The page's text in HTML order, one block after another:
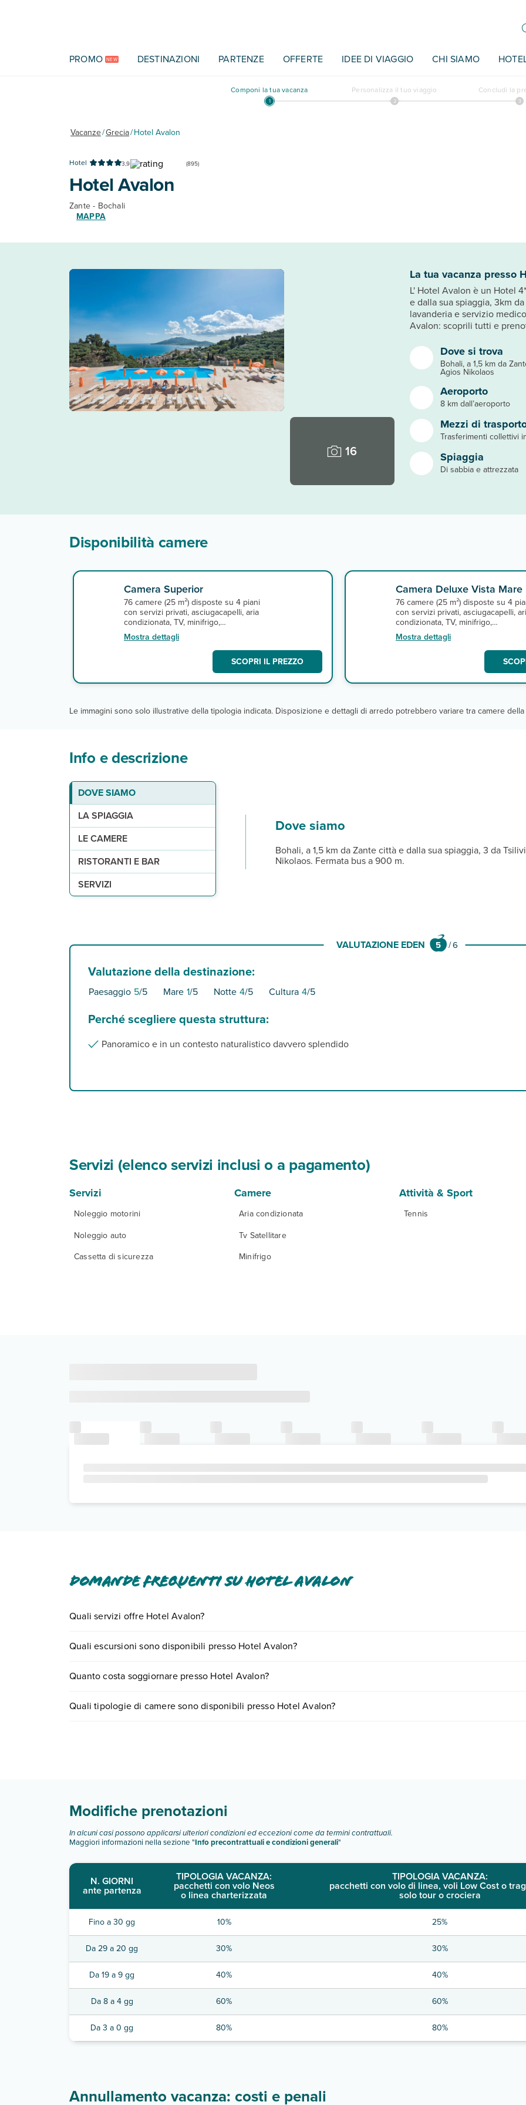
PROMO NEW DESTINAZIONI PARTENZE OFFERTE IDEE DI VIAGGIO CHI SIAMO
Componi la tua vacanza Personalizza il tuo viaggio Concludi la
Vacanze/Grecia/Hotel Avalon
Hotel 3,9 (895)
Hotel Avalon
Zante - Bochali
MAPPA
16
Dove si trova
Bohali, a 1,5 km da
Agios Nikolaos
Aeroporto
8 km dall’aeroporto
Mezzi di
Trasferimenti collettivi
Spiaggia
Di sabbia e attrezzata
La tua vacanza presso
L' Hotel Avalon è un Hotel
e dalla sua spiaggia, 3km
lavanderia e servizio
Avalon: scoprili tutti e
Disponibilità camere
Camera Superior
76 camere (25 m²) disposte su 4 piani
con servizi privati, asciugacapelli, aria
condizionata, TV, minifrigo,
connessione Wi-Fi gratuita nelle aree
comuni e terrazza o balcone. A
pagamento, cassetta di sicurezza.
Mostra dettagli
SCOPRI IL PREZZO
Camera Deluxe Vista Mare
76 camere (25 m²) disposte su 4
con servizi privati, asciugacapelli,
condizionata, TV, minifrigo,
connessione Wi-Fi gratuita nelle aree
comuni e terrazza o balcone. A
pagamento, cassetta di sicurezza.
Sono disponibili, con supplemento,
camere deluxe vista mare.
Mostra dettagli
Le immagini sono solo illustrative della tipologia indicata. Disposizione e dettagli di arredo potrebbero variare tra camere
Info e descrizione
DOVE SIAMO
LA SPIAGGIA
LE CAMERE
RISTORANTI E BAR
SERVIZI
Dove siamo
Bohali, a 1,5 km da Zante città e dalla sua spiaggia, 3 da
Nikolaos. Fermata bus a 900 m.
La spiaggia
a 1,5 km dalla spiaggia di Zante città e a 3 da quella di Tsilivi, entrambe sabbiose, con ombrelloni e lettini a
Le camere
76 camere (25 m²) disposte su 4 piani con servizi privati, asciugacapelli, aria condizionata, TV, minifrigo,
Ristoranti e bar
un ristorante e un bar.
Servizi
una piscina con lettini, ombrelloni e teli mare a disposizione, connessione Wi-Fi gratuita nelle aree comuni
VALUTAZIONE EDEN 5 /6
Valutazione della destinazione:
Paesaggio 5/5 Mare 1/5 Notte 4/5 Cultura 4/5
Perché scegliere questa struttura:
Panoramico e in un contesto naturalistico davvero splendido
Servizi (elenco servizi inclusi o a pagamento)
Servizi
Noleggio motorini
Noleggio auto
Cassetta di sicurezza
Camere
Aria condizionata
Tv Satellitare
Minifrigo
Attività & Sport
Tennis
Domande frequenti su Hotel Avalon
Quali servizi offre Hotel Avalon?
Scopri tutti i dettagli nel paragrafo dedicato "Info e descrizione
Quali escursioni sono disponibili presso Hotel Avalon?
0721.17231 oprenotando un appuntamento.
Quanto costa soggiornare presso Hotel Avalon?
partire.
Quali tipologie di camere sono disponibili presso Hotel Avalon?
Modifiche prenotazioni
In alcuni casi possono applicarsi ulteriori condizioni ed eccezioni come da termini contrattuali.
Maggiori informazioni nella sezione "Info precontrattuali e condizioni generali"
N. GIORNI
ante partenza
TIPOLOGIA VACANZA:
pacchetti con volo Neos
o linea charterizzata
TIPOLOGIA VACANZA:
pacchetti con volo di linea, voli Low Cost o
solo tour o crociera
Fino a 30 gg 10% 25%
Da 29 a 20 gg 30% 30%
Da 19 a 9 gg 40% 40%
Da 8 a 4 gg 60% 60%
Da 3 a 0 gg 80% 80%
Annullamento vacanza: costi e penali